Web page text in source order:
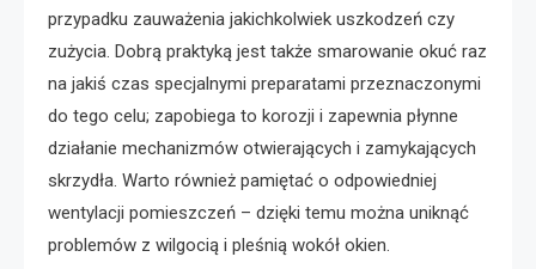
przypadku zauważenia jakichkolwiek uszkodzeń czy
zużycia. Dobrą praktyką jest także smarowanie okuć raz
na jakiś czas specjalnymi preparatami przeznaczonymi
do tego celu; zapobiega to korozji i zapewnia płynne
działanie mechanizmów otwierających i zamykających
skrzydła. Warto również pamiętać o odpowiedniej
wentylacji pomieszczeń – dzięki temu można uniknąć
problemów z wilgocią i pleśnią wokół okien.